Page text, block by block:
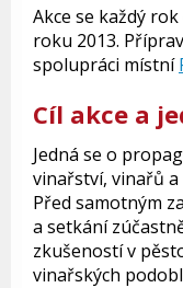
Akce se každý
roku 2013.
spolupráci místní
Cíl akce a
Jedná se o
vinařství, vinařů a
Před samotným
a setkání
zkušeností v
vinařských